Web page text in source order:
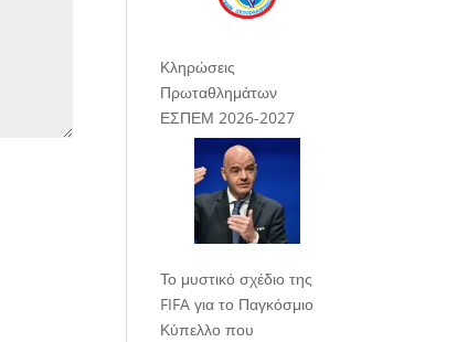
Κληρώσεις
Πρωταθλημάτων
ΕΣΠΕΜ 2026-2027
Το μυστικό σχέδιο της
FIFA για το Παγκόσμιο
Κύπελλο που